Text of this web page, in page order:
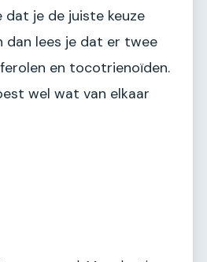
dat je de juiste keuze
dan lees je dat er twee
en tocotrienoïden.
wel wat van elkaar